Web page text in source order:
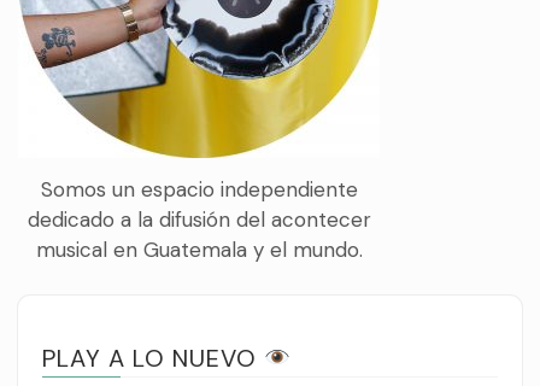
Somos un espacio independiente
dedicado a la difusión del acontecer
musical en Guatemala y el mundo.
PLAY A LO NUEVO